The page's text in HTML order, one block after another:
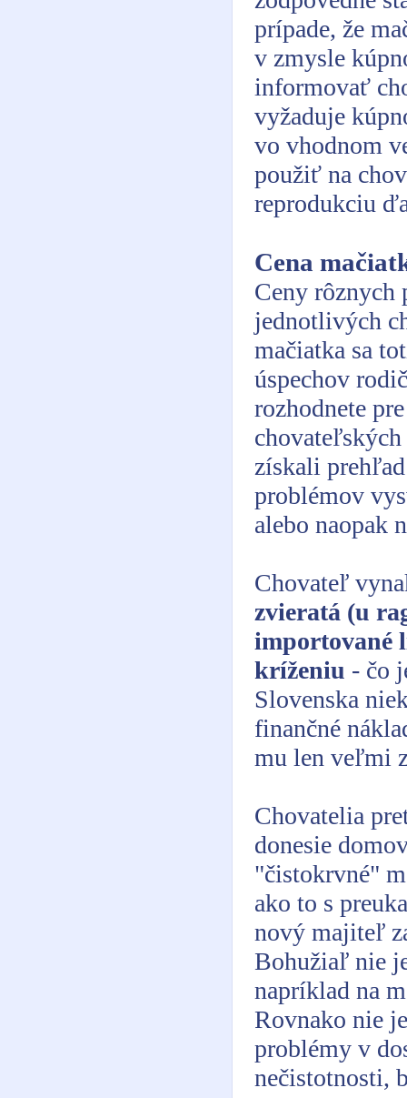
prípade, že
v zmysle
informovať
vyžaduje
vo vhodnom
použiť na
reprodukciu
Cena
Ceny rôznych
jednotlivých
mačiatka sa
úspechov
rozhodnete
získali
problémov
alebo naopak
Chovateľ
zvieratá (u
importované
kríženiu - čo
Slovenska
finančné
mu len veľmi
Chovatelia
donesie
"čistokrvné"
ako to s
nový majiteľ
Bohužiaľ nie
napríklad na
Rovnako nie
problémy v
nečistotnosti,